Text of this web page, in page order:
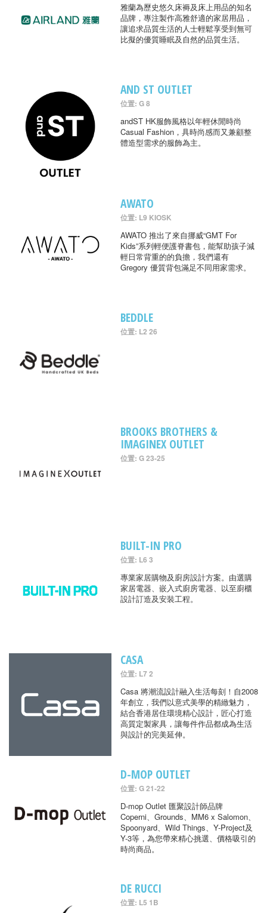
雅蘭為歷史悠久床褥及床上用品的知名
品牌，專注製作高雅舒適的家居用品，
讓追求品質生活的人士輕鬆享受到無可
比擬的優質睡眠及自然的品質生活。
AND ST OUTLET
位置: G 8
andST HK服飾風格以年輕休閒時尚
Casual Fashion，具時尚感而又兼顧整
體造型需求的服飾為主。
AWATO
位置: L9 KIOSK
AWATO 推出了來自挪威“GMT For
Kids”系列輕便護脊書包，能幫助孩子減
輕日常背重的的負擔，我們還有
Gregory 優質背包滿足不同用家需求。
BEDDLE
位置: L2 26
BROOKS BROTHERS &
IMAGINEX OUTLET
位置: G 23-25
BUILT-IN PRO
位置: L6 3
專業家居購物及廚房設計方案。由選購
家居電器、嵌入式廚房電器、以至廚櫃
設計訂造及安裝工程。
CASA
位置: L7 2
Casa 將潮流設計融入生活每刻！自2008
年創立，我們以意式美學的精緻魅力，
結合香港居住環境精心設計，匠心打造
高質定製家具，讓每件作品都成為生活
與設計的完美延伸。
D-MOP OUTLET
位置: G 21-22
D-mop Outlet 匯聚設計師品牌
Coperni、Grounds、MM6 x Salomon、
Spoonyard、Wild Things、Y-Project及
Y-3等，為您帶來精心挑選、價格吸引的
時尚商品。
DE RUCCI
位置: L5 1B